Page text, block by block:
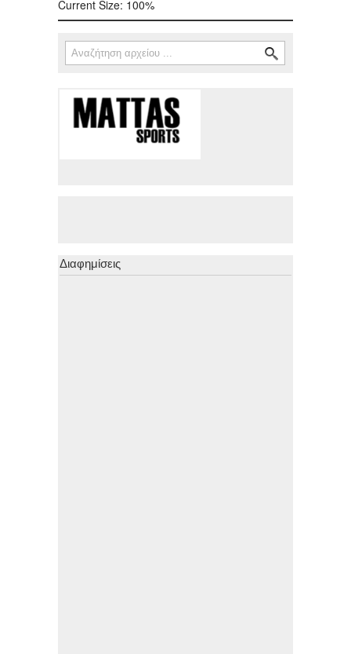
Current Size: 100%
Φόρμα αναζήτησης
Αναζήτηση
Διαφημίσεις